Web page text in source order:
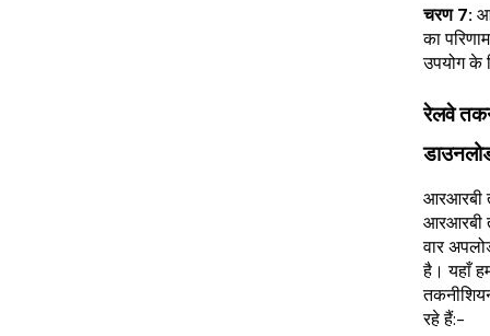
चरण 7:
का
उपयोग के
रेलवे
आरआरबी
आरआरबी
वार
है। यहाँ
रहे हैं:-